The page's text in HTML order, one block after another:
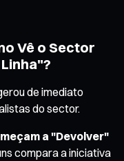
Vê o Sector
de imediato
do sector.
a "Devolver"
compara a iniciativa